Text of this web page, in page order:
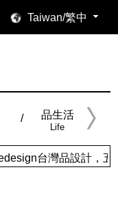
Taiwan/繁中
品生活
Life
台灣品設計，